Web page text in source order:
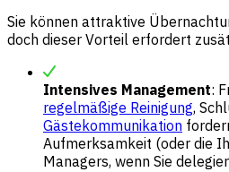
Sie können attraktive
doch dieser Vorteil erfordert
Intensives Management:
regelmäßige Reinigung,
Gästekommunikation
Aufmerksamkeit (oder die
Managers, wenn Sie